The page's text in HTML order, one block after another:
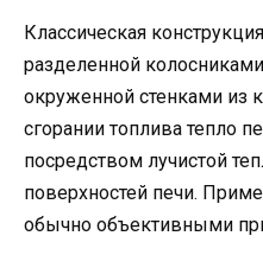
Классическая
разделенной
окруженной стенками из
сгорании топлива тепло
посредством лучистой
поверхностей печи.
обычно объективными